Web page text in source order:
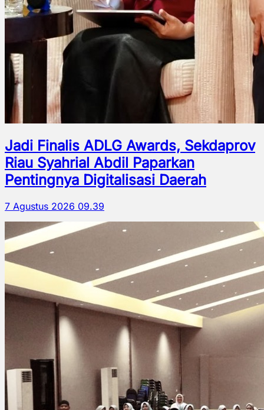
Jadi Finalis ADLG Awards, Sekdaprov
Riau Syahrial Abdil Paparkan
Pentingnya Digitalisasi Daerah
7 Agustus 2026 09.39